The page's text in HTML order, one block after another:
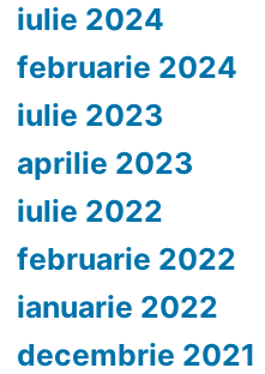
iulie 2024
februarie 2024
iulie 2023
aprilie 2023
iulie 2022
februarie 2022
ianuarie 2022
decembrie 2021